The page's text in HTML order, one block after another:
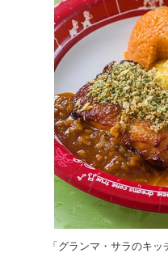
「グランマ・サラのキ